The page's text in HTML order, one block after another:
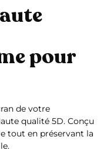
pour
de votre
qualité 5D. Conçu
tout en préservant la